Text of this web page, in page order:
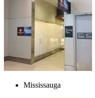
Mississauga